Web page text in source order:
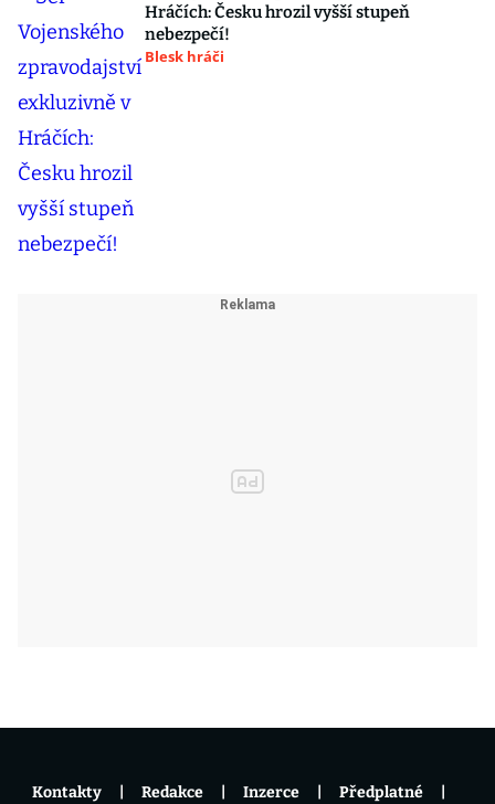
Hráčích: Česku hrozil vyšší stupeň
nebezpečí!
Blesk hráči
Kontakty Redakce Inzerce Předplatné